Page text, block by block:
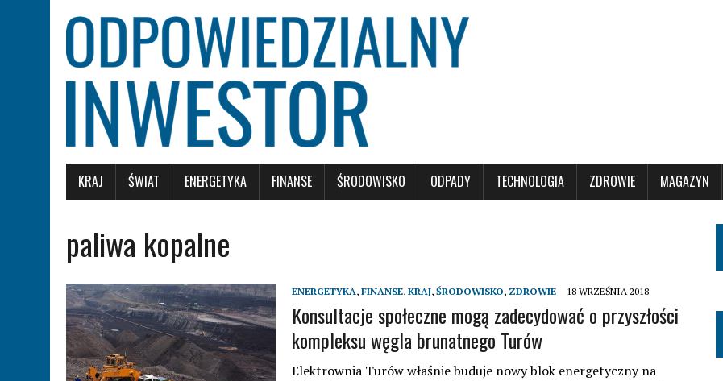
KRAJ ŚWIAT ENERGETYKA FINANSE ŚRODOWISKO ODPADY TECHNOLOGIA ZDROWIE MAGAZYN
paliwa kopalne
ENERGETYKA, FINANSE, KRAJ, ŚRODOWISKO, ZDROWIE 18 WRZEŚNIA 2018
Konsultacje społeczne mogą zadecydować o przyszłości
kompleksu węgla brunatnego Turów
Elektrownia Turów właśnie buduje nowy blok energetyczny na